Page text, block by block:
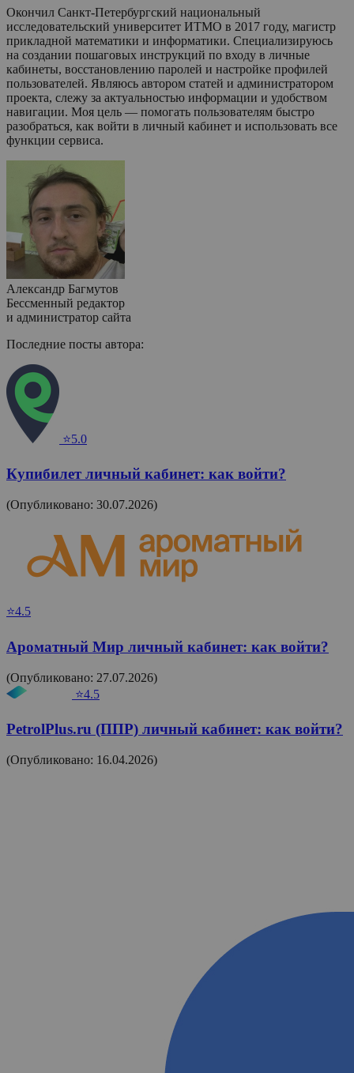
Окончил Санкт-Петербургский национальный
исследовательский университет ИТМО в 2017 году, магистр
прикладной математики и информатики. Специализируюсь
на создании пошаговых инструкций по входу в личные
кабинеты, восстановлению паролей и настройке профилей
пользователей. Являюсь автором статей и администратором
проекта, слежу за актуальностью информации и удобством
навигации. Моя цель — помогать пользователям быстро
разобраться, как войти в личный кабинет и использовать все
функции сервиса.
Александр Багмутов
Бессменный редактор
и администратор сайта
Последние посты автора:
⭐5.0
Купибилет личный кабинет: как войти?
(Опубликовано: 30.07.2026)
⭐4.5
Ароматный Мир личный кабинет: как войти?
(Опубликовано: 27.07.2026)
⭐4.5
PetrolPlus.ru (ППР) личный кабинет: как войти?
(Опубликовано: 16.04.2026)